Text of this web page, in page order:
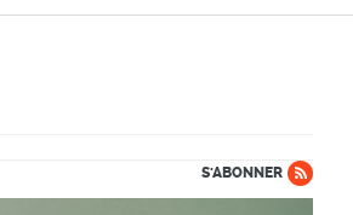
S'ABONNER